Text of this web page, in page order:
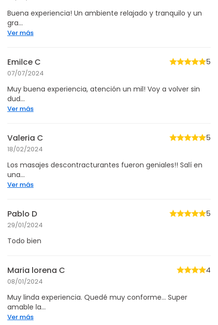
Buena experiencia! Un ambiente relajado y tranquilo y un
gra...
Ver más
Emilce C
07/07/2024
5
Muy buena experiencia, atención un mil! Voy a volver sin
dud...
Ver más
Valeria C
18/02/2024
5
Los masajes descontracturantes fueron geniales!! Salí en
una...
Ver más
Pablo D
29/01/2024
5
Todo bien
Maria lorena C
08/01/2024
4
Muy linda experiencia. Quedé muy conforme... Super
amable la...
Ver más